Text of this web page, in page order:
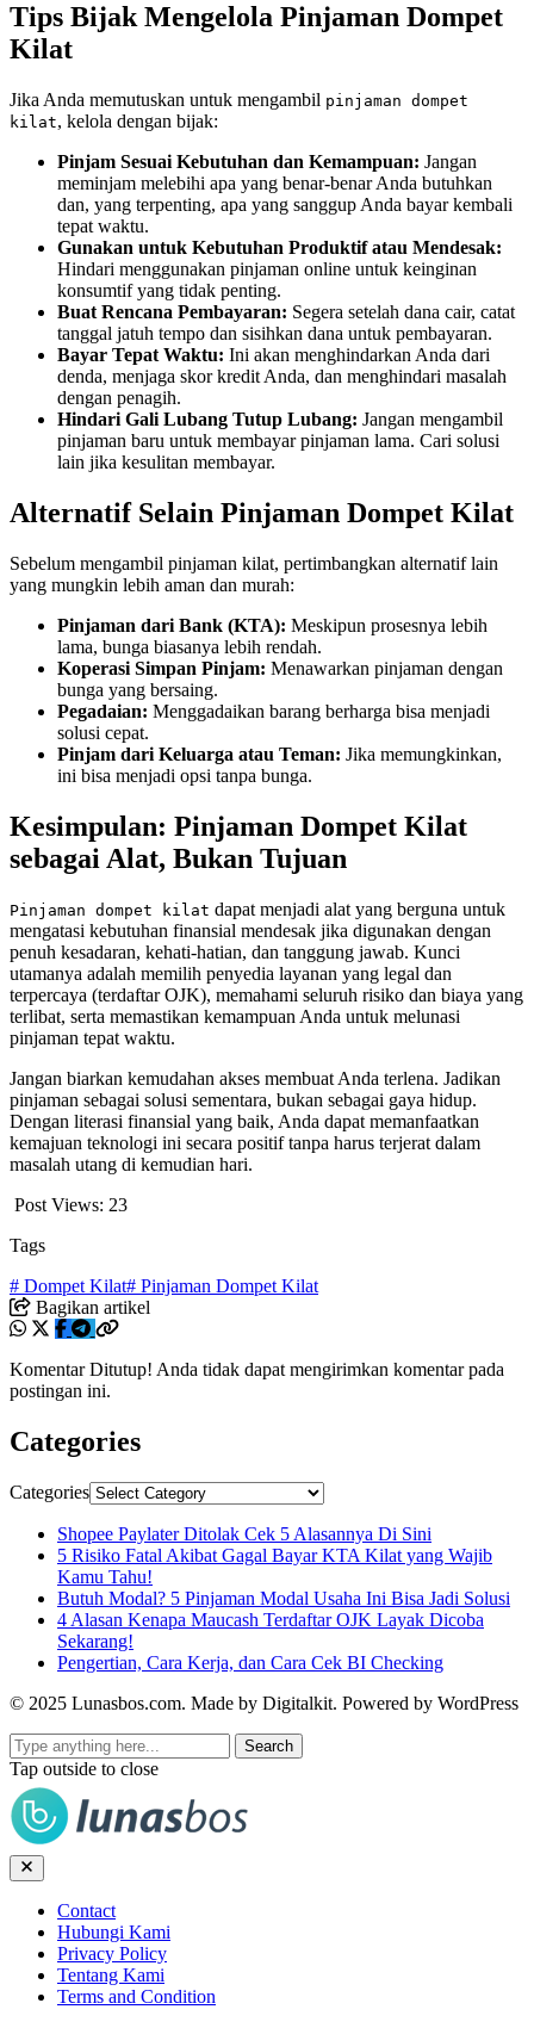
Tips Bijak Mengelola Pinjaman Dompet
Kilat
Jika Anda memutuskan untuk mengambil pinjaman dompet
kilat, kelola dengan bijak:
Pinjam Sesuai Kebutuhan dan Kemampuan: Jangan
meminjam melebihi apa yang benar-benar Anda butuhkan
dan, yang terpenting, apa yang sanggup Anda bayar kembali
tepat waktu.
Gunakan untuk Kebutuhan Produktif atau Mendesak:
Hindari menggunakan pinjaman online untuk keinginan
konsumtif yang tidak penting.
Buat Rencana Pembayaran: Segera setelah dana cair, catat
tanggal jatuh tempo dan sisihkan dana untuk pembayaran.
Bayar Tepat Waktu: Ini akan menghindarkan Anda dari
denda, menjaga skor kredit Anda, dan menghindari masalah
dengan penagih.
Hindari Gali Lubang Tutup Lubang: Jangan mengambil
pinjaman baru untuk membayar pinjaman lama. Cari solusi
lain jika kesulitan membayar.
Alternatif Selain Pinjaman Dompet Kilat
Sebelum mengambil pinjaman kilat, pertimbangkan alternatif lain
yang mungkin lebih aman dan murah:
Pinjaman dari Bank (KTA): Meskipun prosesnya lebih
lama, bunga biasanya lebih rendah.
Koperasi Simpan Pinjam: Menawarkan pinjaman dengan
bunga yang bersaing.
Pegadaian: Menggadaikan barang berharga bisa menjadi
solusi cepat.
Pinjam dari Keluarga atau Teman: Jika memungkinkan,
ini bisa menjadi opsi tanpa bunga.
Kesimpulan: Pinjaman Dompet Kilat
sebagai Alat, Bukan Tujuan
Pinjaman dompet kilat dapat menjadi alat yang berguna untuk
mengatasi kebutuhan finansial mendesak jika digunakan dengan
penuh kesadaran, kehati-hatian, dan tanggung jawab. Kunci
utamanya adalah memilih penyedia layanan yang legal dan
terpercaya (terdaftar OJK), memahami seluruh risiko dan biaya yang
terlibat, serta memastikan kemampuan Anda untuk melunasi
pinjaman tepat waktu.
Jangan biarkan kemudahan akses membuat Anda terlena. Jadikan
pinjaman sebagai solusi sementara, bukan sebagai gaya hidup.
Dengan literasi finansial yang baik, Anda dapat memanfaatkan
kemajuan teknologi ini secara positif tanpa harus terjerat dalam
masalah utang di kemudian hari.
Post Views: 23
Tags
# Dompet Kilat# Pinjaman Dompet Kilat
Bagikan artikel
Komentar Ditutup! Anda tidak dapat mengirimkan komentar pada
postingan ini.
Categories
Categories
Shopee Paylater Ditolak Cek 5 Alasannya Di Sini
5 Risiko Fatal Akibat Gagal Bayar KTA Kilat yang Wajib
Kamu Tahu!
Butuh Modal? 5 Pinjaman Modal Usaha Ini Bisa Jadi Solusi
4 Alasan Kenapa Maucash Terdaftar OJK Layak Dicoba
Sekarang!
Pengertian, Cara Kerja, dan Cara Cek BI Checking
© 2025 Lunasbos.com. Made by Digitalkit. Powered by WordPress
Search
Tap outside to close
Contact
Hubungi Kami
Privacy Policy
Tentang Kami
Terms and Condition